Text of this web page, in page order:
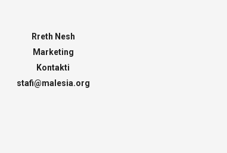
Rreth Nesh
Marketing
Kontakti
stafi@malesia.org